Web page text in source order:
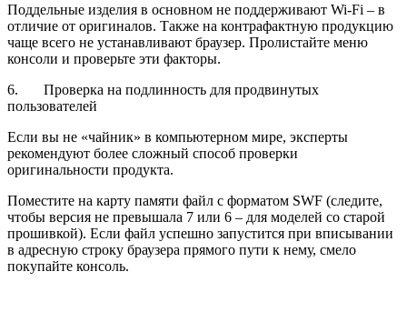
Поддельные изделия в основном не поддерживают Wi-Fi – в
отличие от оригиналов. Также на контрафактную продукцию
чаще всего не устанавливают браузер. Пролистайте меню
консоли и проверьте эти факторы.
6. Проверка на подлинность для продвинутых
пользователей
Если вы не «чайник» в компьютерном мире, эксперты
рекомендуют более сложный способ проверки
оригинальности продукта.
Поместите на карту памяти файл с форматом SWF (следите,
чтобы версия не превышала 7 или 6 – для моделей со старой
прошивкой). Если файл успешно запустится при вписывании
в адресную строку браузера прямого пути к нему, смело
покупайте консоль.